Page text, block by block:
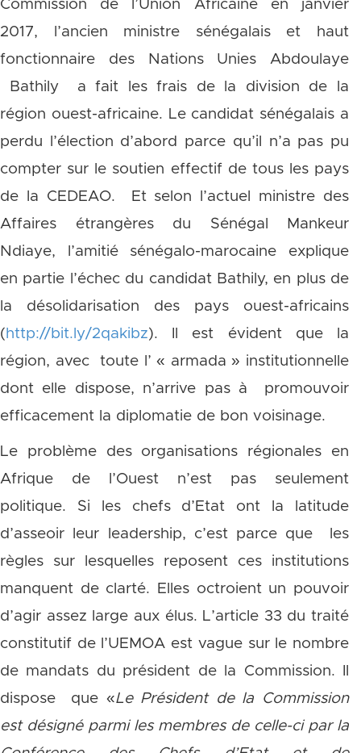
Commission de l’Union Africaine en janvier
2017, l’ancien ministre sénégalais et haut
fonctionnaire des Nations Unies Abdoulaye
Bathily a fait les frais de la division de la
région ouest-africaine. Le candidat sénégalais a
perdu l’élection d’abord parce qu’il n’a pas pu
compter sur le soutien effectif de tous les pays
de la CEDEAO. Et selon l’actuel ministre des
Affaires étrangères du Sénégal Mankeur
Ndiaye, l’amitié sénégalo-marocaine explique
en partie l’échec du candidat Bathily, en plus de
la désolidarisation des pays ouest-africains
( http://bit.ly/2qakibz). Il est évident que la
région, avec toute l’ « armada » institutionnelle
dont elle dispose, n’arrive pas à promouvoir
efficacement la diplomatie de bon voisinage.
Le problème des organisations régionales en
Afrique de l’Ouest n’est pas seulement
politique. Si les chefs d’Etat ont la latitude
d’asseoir leur leadership, c’est parce que les
règles sur lesquelles reposent ces institutions
manquent de clarté. Elles octroient un pouvoir
d’agir assez large aux élus. L’article 33 du traité
constitutif de l’UEMOA est vague sur le nombre
de mandats du président de la Commission. Il
dispose que «Le Président de la Commission
est désigné parmi les membres de celle-ci par la